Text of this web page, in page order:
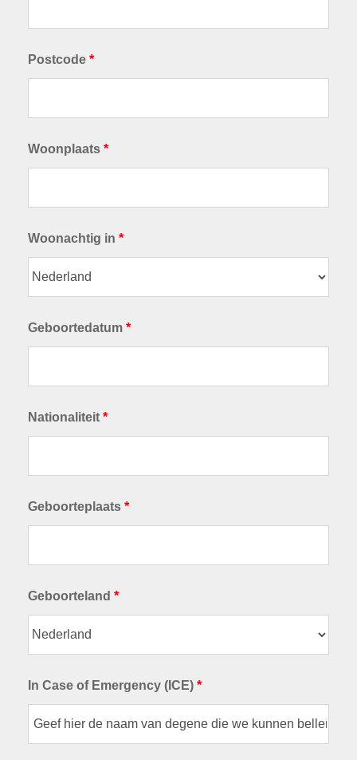
Postcode *
Woonplaats *
Woonachtig in *
Geboortedatum *
Nationaliteit *
Geboorteplaats *
Geboorteland *
In Case of Emergency (ICE) *